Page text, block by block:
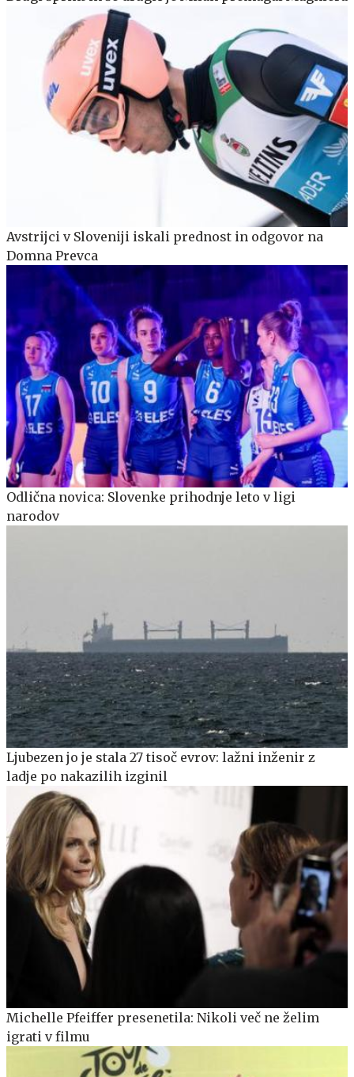
Avstrijci v Sloveniji iskali prednost in odgovor na
Domna Prevca
Odlična novica: Slovenke prihodnje leto v ligi
narodov
Ljubezen jo je stala 27 tisoč evrov: lažni inženir z
ladje po nakazilih izginil
Michelle Pfeiffer presenetila: Nikoli več ne želim
igrati v filmu